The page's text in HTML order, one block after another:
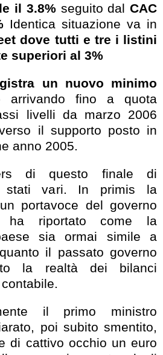
il 3.8%seguito dal CAC
Identica situazione va in
dove tutti e tre i listini
superiori al 3%
un nuovo minimo
arrivando fino a quota
livelli da marzo 2006
il supporto posto in
anno 2005.
di questo finale di
stati vari. In primis la
portavoce del governo
ha riportato come la
sia ormai simile a
il passato governo
la realtà dei bilanci
il primo ministro
poi subito smentito,
di cattivo occhio un euro